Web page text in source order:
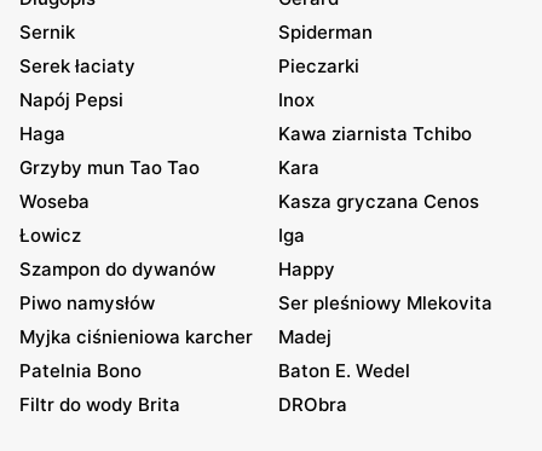
Sernik
Spiderman
Serek łaciaty
Pieczarki
Napój Pepsi
Inox
Haga
Kawa ziarnista Tchibo
Grzyby mun Tao Tao
Kara
Woseba
Kasza gryczana Cenos
Łowicz
Iga
Szampon do dywanów
Happy
Piwo namysłów
Ser pleśniowy Mlekovita
Myjka ciśnieniowa karcher
Madej
Patelnia Bono
Baton E. Wedel
Filtr do wody Brita
DRObra